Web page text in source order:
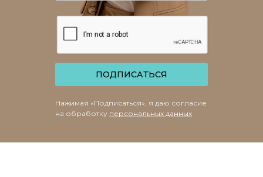
ПОДПИСАТЬСЯ
Нажимая «Подписаться», я даю согласие
на обработку персональных данных